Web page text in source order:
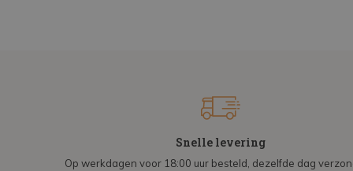
Snelle levering
Op werkdagen voor 18:00 uur besteld, dezelfde dag